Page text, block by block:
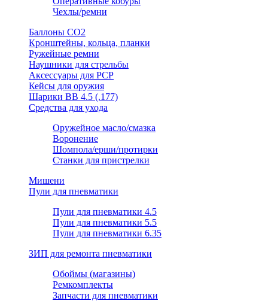
Чехлы/ремни
Баллоны СО2
Кронштейны, кольца, планки
Ружейные ремни
Наушники для стрельбы
Аксессуары для PCP
Кейсы для оружия
Шарики ВВ 4.5 (.177)
Средства для ухода
Оружейное масло/смазка
Воронение
Шомпола/ерши/протирки
Станки для пристрелки
Мишени
Пули для пневматики
Пули для пневматики 4.5
Пули для пневматики 5.5
Пули для пневматики 6.35
ЗИП для ремонта пневматики
Обоймы (магазины)
Ремкомплекты
Запчасти для пневматики